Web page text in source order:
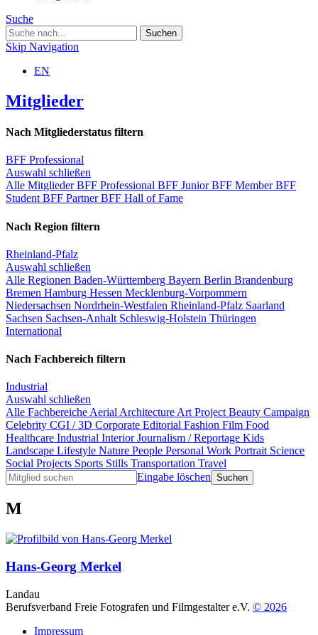
Suche
Skip Navigation
EN
Mitglieder
Nach Mitgliederstatus filtern
BFF Professional
Auswahl schließen
Alle MitgliederBFF Professional BFF JuniorBFF MemberBFF
Student BFF PartnerBFF Hall of Fame
Nach Region filtern
Rheinland-Pfalz
Auswahl schließen
Alle Regionen Baden-Württemberg Bayern Berlin Brandenburg
Bremen Hamburg Hessen Mecklenburg-Vorpommern
Niedersachsen Nordrhein-Westfalen Rheinland-Pfalz Saarland
Sachsen Sachsen-Anhalt Schleswig-Holstein Thüringen
International
Nach Fachbereich filtern
Industrial
Auswahl schließen
Alle Fachbereiche Aerial Architecture Art Project Beauty Campaign
Celebrity CGI / 3D Corporate Editorial Fashion Film Food
Healthcare Industrial InteriorJournalism / Reportage Kids
Landscape Lifestyle Nature People Personal Work Portrait Science
Social Projects Sports Stills Transportation Travel
Eingabe löschen
M
Hans-Georg Merkel
Landau
Berufsverband Freie Fotografen und Filmgestalter e.V. © 2026
Impressum